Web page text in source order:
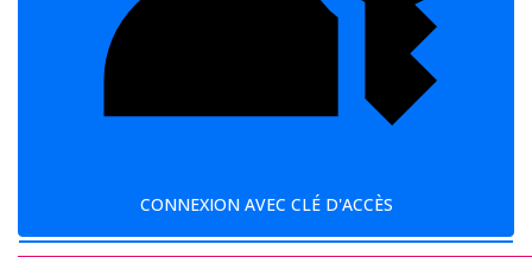
CONNEXION AVEC CLÉ D'ACCÈS